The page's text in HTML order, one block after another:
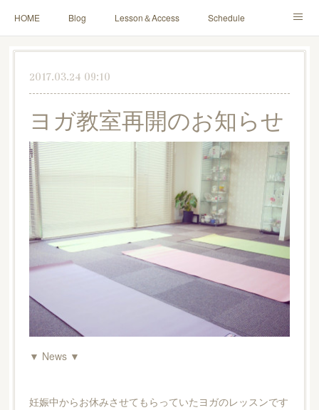
HOME Blog Lesson＆Access Schedule
Yoga for Mama＆Baby About Contact
2017.03.24 09:10
ヨガ教室再開のお知らせ
▼ News ▼
妊娠中からお休みさせてもらっていたヨガのレッスンです